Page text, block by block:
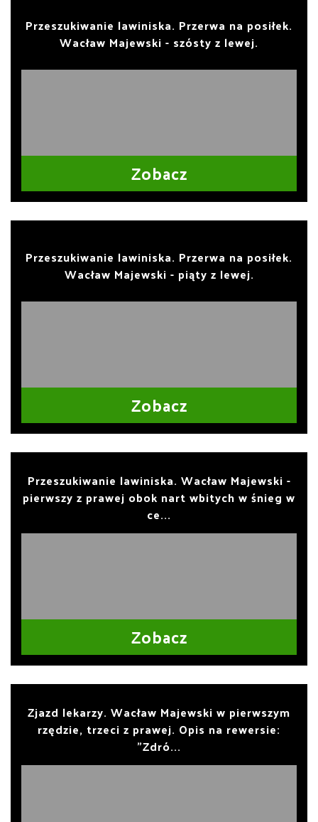
Przeszukiwanie lawiniska. Przerwa na posiłek.
Wacław Majewski - szósty z lewej.
Zobacz
Przeszukiwanie lawiniska. Przerwa na posiłek.
Wacław Majewski - piąty z lewej.
Zobacz
Przeszukiwanie lawiniska. Wacław Majewski -
pierwszy z prawej obok nart wbitych w śnieg w
ce...
Zobacz
Zjazd lekarzy. Wacław Majewski w pierwszym
rzędzie, trzeci z prawej. Opis na rewersie:
"Zdró...